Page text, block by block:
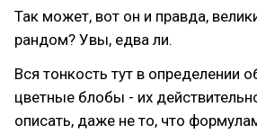
Так может, вот он и правда,
рандом? Увы, едва ли.
Вся тонкость тут в определении
цветные блобы - их
описать, даже не то, что